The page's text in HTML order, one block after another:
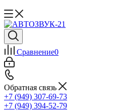
Сравнение0
Обратная связь
+7 (949) 307-69-73
+7 (949) 394-52-79